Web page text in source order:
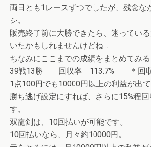
両日とも1レースずつでしたが、残念な
シ。
販売終了前に大勝できたら、迷ってい
いたかもしれませんけどね…
ちなみにここまでの成績をまとめてみる
39戦13勝 回収率 113.7% ＊回収
1点100円でも10000円以上の利益が出て
勝ち逃げ設定にすれば、さらに15%程回
す。
双龍剣は、10回払いが可能です。
10回払いなら、月々約10000円。